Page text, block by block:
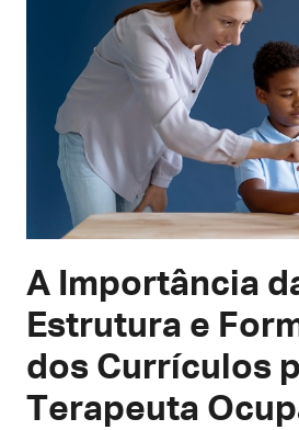
A Importância
Estrutura e
dos Currículos
Terapeuta